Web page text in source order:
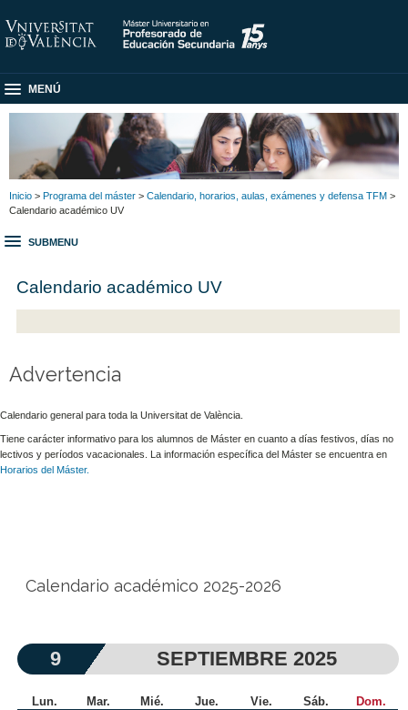
MENÚ
Inicio > Programa del máster > Calendario, horarios, aulas, exámenes y defensa TFM >
Calendario académico UV
SUBMENU
Calendario académico UV
Advertencia
Calendario general para toda la Universitat de València.
Tiene carácter informativo para los alumnos de Máster en cuanto a días festivos, días no
lectivos y períodos vacacionales. La información específica del Máster se encuentra en
Horarios del Máster.
Calendario académico 2025-2026
9 SEPTIEMBRE 2025
Lun. Mar. Mié. Jue. Vie. Sáb. Dom.